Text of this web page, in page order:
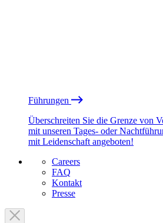
Führungen
Überschreiten Sie die Grenze von
mit unseren Tages- oder
mit Leidenschaft angeboten!
Careers
FAQ
Kontakt
Presse